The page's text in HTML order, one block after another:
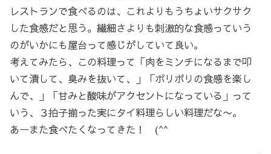
レストランで食べるのは、これよりもうちょいサクサク
した食感だと思う。繊細さよりも刺激的な食感っていう
のがいかにも屋台って感じがしていて良い。
考えてみたら、この料理って「肉をミンチになるまで叩
いて潰して、臭みを抜いて、」「ポリポリの食感を楽し
んで、」「甘みと酸味がアクセントになっている」って
いう、３拍子揃った実にタイ料理らしい料理だな〜。
あーまた食べたくなってきた！ (^^